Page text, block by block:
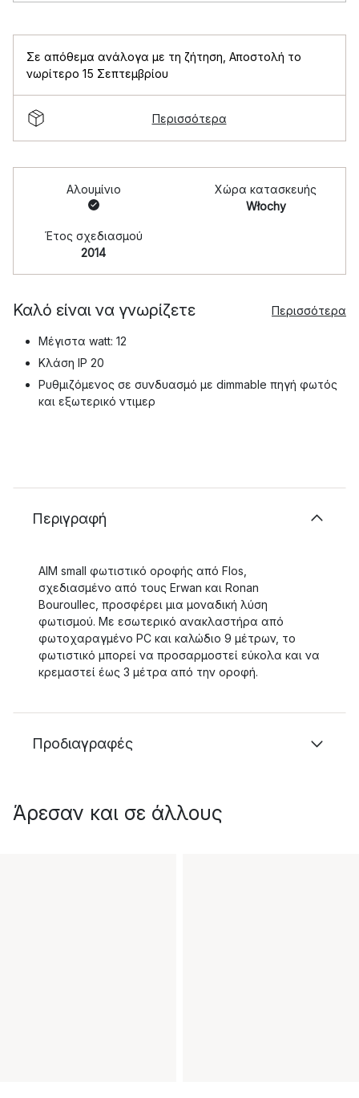
Σε απόθεμα ανάλογα με τη ζήτηση Αποστολή το
νωρίτερο 15 Σεπτεμβρίου
Περισσότερα
Αλουμίνιο
Χώρα κατασκευής
Włochy
Έτος σχεδιασμού
2014
Καλό είναι να γνωρίζετε Περισσότερα
Μέγιστα watt: 12
Κλάση IP 20
Ρυθμιζόμενος σε συνδυασμό με dimmable πηγή φωτός
και εξωτερικό ντιμερ
Περιγραφή
AIM small φωτιστικό οροφής από Flos,
σχεδιασμένο από τους Erwan και Ronan
Bouroullec, προσφέρει μια μοναδική λύση
φωτισμού. Με εσωτερικό ανακλαστήρα από
φωτοχαραγμένο PC και καλώδιο 9 μέτρων, το
φωτιστικό μπορεί να προσαρμοστεί εύκολα και να
κρεμαστεί έως 3 μέτρα από την οροφή.
Προδιαγραφές
Άρεσαν και σε άλλους